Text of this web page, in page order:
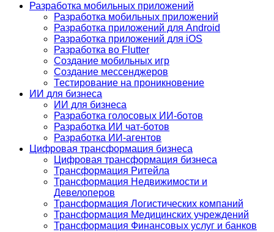
Разработка мобильных приложений
Разработка мобильных приложений
Разработка приложений для Android
Разработка приложений для iOS
Разработка во Flutter
Создание мобильных игр
Создание мессенджеров
Тестирование на проникновение
ИИ для бизнеса
ИИ для бизнеса
Разработка голосовых ИИ-ботов
Разработка ИИ чат-ботов
Разработка ИИ-агентов
Цифровая трансформация бизнеса
Цифровая трансформация бизнеса
Трансформация Ритейла
Трансформация Недвижимости и
Девелоперов
Трансформация Логистических компаний
Трансформация Медицинских учреждений
Трансформация Финансовых услуг и банков